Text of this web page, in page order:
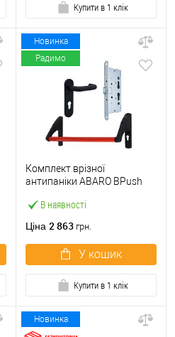
Купити в 1 клік
Новинка
Радимо
В наявності
Комплект врізної
антипаніки ABARO BPush
червоний із замком та
Ціна 2 863 грн.
У кошик
Купити в 1 клік
Новинка